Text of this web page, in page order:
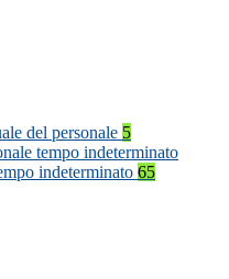
del personale 5
tempo indeterminato
indeterminato 65